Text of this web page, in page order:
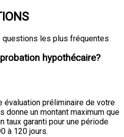
les plus fréquentes
hypothécaire?
évaluation préliminaire de votre
donne un montant maximum que
taux garanti pour une période
à 120 jours.